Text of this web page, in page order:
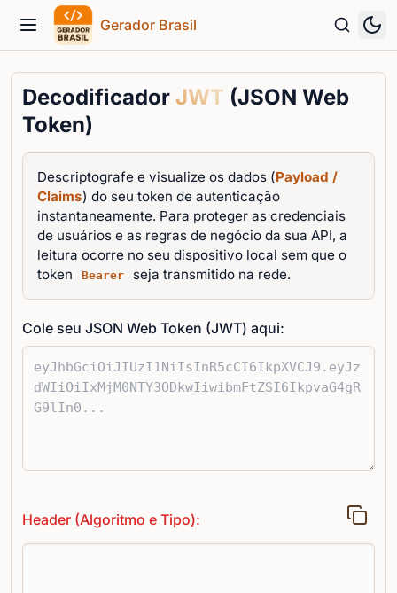
Menu
Gerador Brasil
Decodificador JWT (JSON Web
Token)
Descriptografe e visualize os dados (Payload /
Claims) do seu token de autenticação
instantaneamente. Para proteger as credenciais
de usuários e as regras de negócio da sua API, a
leitura ocorre no seu dispositivo local sem que o
token
Bearer seja transmitido na rede.
Cole seu JSON Web Token (JWT) aqui:
Header (Algoritmo e Tipo):